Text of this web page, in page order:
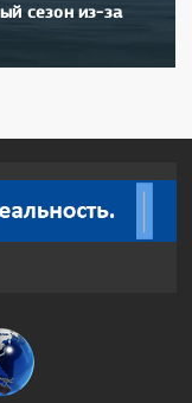
сезон из-за